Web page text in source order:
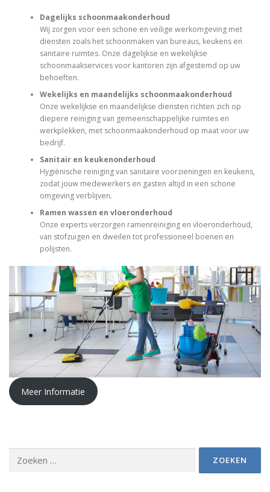
Dagelijks schoonmaakonderhoud
Wij zorgen voor een schone en veilige werkomgeving met
diensten zoals het schoonmaken van bureaus, keukens en
sanitaire ruimtes. Onze dagelijkse en wekelijkse
schoonmaakservices voor kantoren zijn afgestemd op uw
behoeften.​
Wekelijks en maandelijks schoonmaakonderhoud
Onze wekelijkse en maandelijkse diensten richten zich op
diepere reiniging van gemeenschappelijke ruimtes en
werkplekken, met schoonmaakonderhoud op maat voor uw
bedrijf.
Sanitair en keukenonderhoud
Hygiënische reiniging van sanitaire voorzieningen en keukens,
zodat jouw medewerkers en gasten altijd in een schone
omgeving verblijven.​
Ramen wassen en vloeronderhoud
Onze experts verzorgen ramenreiniging en vloeronderhoud,
van stofzuigen en dweilen tot professioneel boenen en
polijsten.​
Meer Informatie
naar: